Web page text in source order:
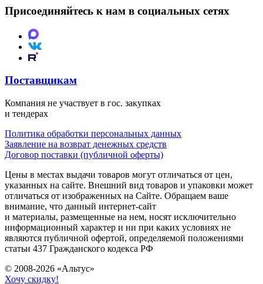
Присоединяйтесь к нам в социальных сетях
Поставщикам
Компания не участвует в гос. закупках
и тендерах
Политика обработки персональных данных
Заявление на возврат денежных средств
Договор поставки (публичной оферты)
Цены в местах выдачи товаров могут отличаться от цен,
указанных на сайте. Внешний вид товаров и упаковки может
отличаться от изображенных на Сайте. Обращаем ваше
внимание, что данный интернет-сайт
и материалы, размещенные на нем, носят исключительно
информационный характер и ни при каких условиях не
являются публичной офертой, определяемой положениями
статьи 437 Гражданского кодекса РФ
© 2008-2026 «Альтус»
Хочу скидку!